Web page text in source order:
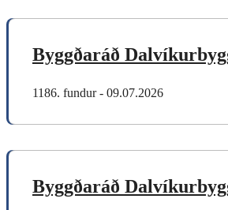
Byggðaráð
1186. fundur - 09.07.2026
Byggðaráð